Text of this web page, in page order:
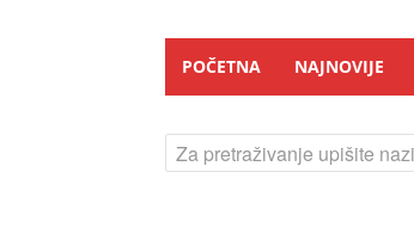
POČETNA NAJNOVIJE
Za pretraživanje upišite